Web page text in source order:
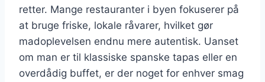
retter. Mange restauranter i byen fokuserer på
at bruge friske, lokale råvarer, hvilket gør
madoplevelsen endnu mere autentisk. Uanset
om man er til klassiske spanske tapas eller en
overdådig buffet, er der noget for enhver smag